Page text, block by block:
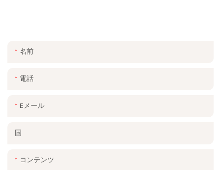
名前
電話
Eメール
国
コンテンツ